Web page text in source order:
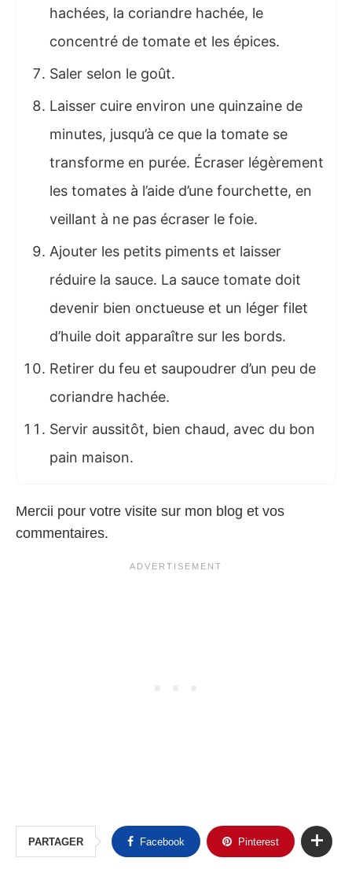
hachées, la coriandre hachée, le
concentré de tomate et les épices.
Saler selon le goût.
Laisser cuire environ une quinzaine de
minutes, jusqu’à ce que la tomate se
transforme en purée. Écraser légèrement
les tomates à l’aide d’une fourchette, en
veillant à ne pas écraser le foie.
Ajouter les petits piments et laisser
réduire la sauce. La sauce tomate doit
devenir bien onctueuse et un léger filet
d’huile doit apparaître sur les bords.
Retirer du feu et saupoudrer d’un peu de
coriandre hachée.
Servir aussitôt, bien chaud, avec du bon
pain maison.
Mercii pour votre visite sur mon blog et vos
commentaires.
PARTAGER Facebook Pinterest